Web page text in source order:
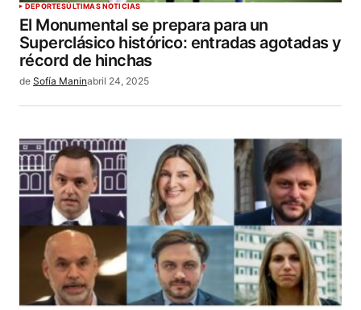
DEPORTESÚLTIMAS NOTICIAS
El Monumental se prepara para un
Superclásico histórico: entradas agotadas y
récord de hinchas
de Sofía Maninabril 24, 2025